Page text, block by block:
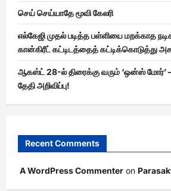
செய் செய்யாதே மூவி கேலரி
எல்கேஜி முதல் படித்த பள்ளியை மறக்காத
கான்கிரீட் கட்டிடத்தைத் கட்டிக்கொடுத்து
ஆகஸ்ட் 28-ல் திரைக்கு வரும் ‘ஒன்ஸ் மோர்’ –
தேதி அறிவிப்பு!
Recent Comments
A WordPress Commenter on